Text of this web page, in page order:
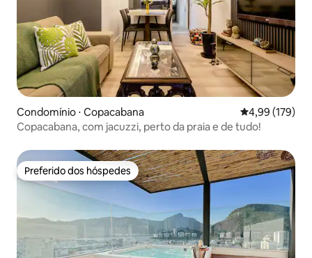
Condomínio ⋅ Copacabana 4,99 de uma
4,99 (179)
Copacabana, com jacuzzi, perto da praia e de tudo!
Preferido dos hóspedes
Preferido dos hóspedes